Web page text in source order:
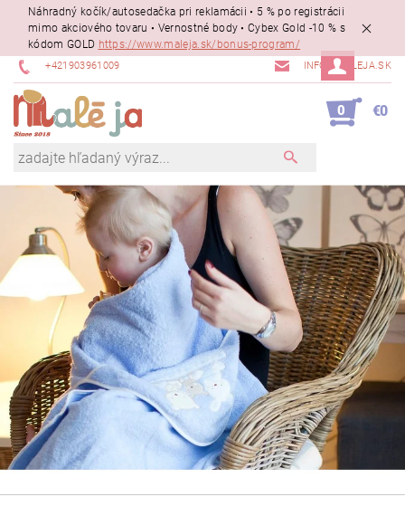
Náhradný kočík/autosedačka pri reklamácii • 5 % po registrácii
mimo akciového tovaru • Vernostné body • Cybex Gold -10 % s
kódom GOLD https://www.maleja.sk/bonus-program/
+421903961009 INFO@MALEJA.SK
0 €0